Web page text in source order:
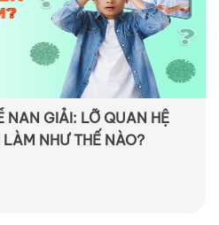
GIẢI: LỠ QUAN HỆ
NHƯ THẾ NÀO?